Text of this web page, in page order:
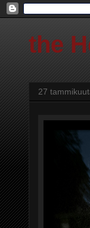
the
27